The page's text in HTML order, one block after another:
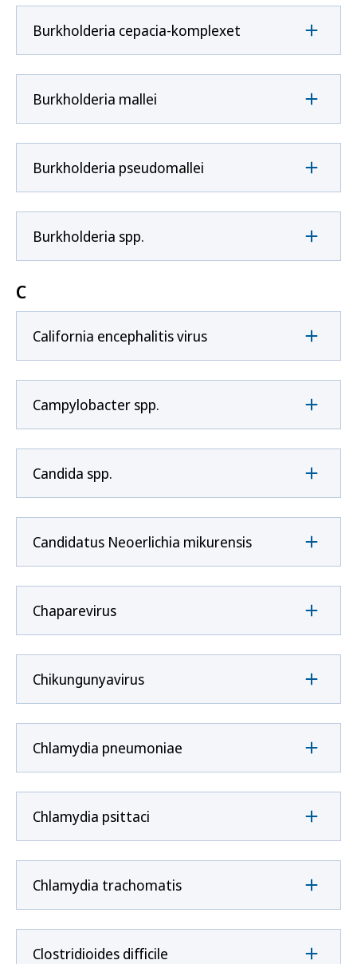
Burkholderia cepacia-komplexet
Burkholderia mallei
Burkholderia pseudomallei
Burkholderia spp.
C
California encephalitis virus
Campylobacter spp.
Candida spp.
Candidatus Neoerlichia mikurensis
Chaparevirus
Chikungunyavirus
Chlamydia pneumoniae
Chlamydia psittaci
Chlamydia trachomatis
Clostridioides difficile